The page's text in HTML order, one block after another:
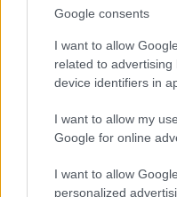
Google consents
I want to allow
related to
device identifiers in
I want to allow my
Google for online
I want to allow
personalized